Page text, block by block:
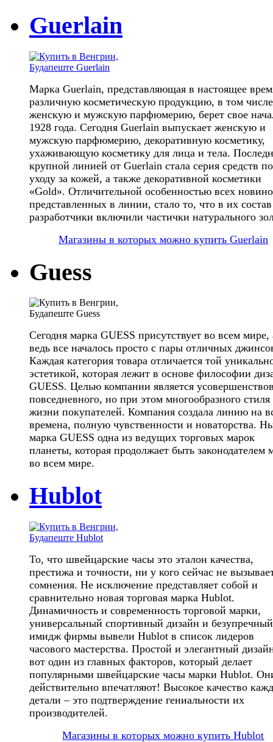
Guerlain
Марка Guerlain, представляющая в настоящее
различную косметическую продукцию, в том числе
женскую и мужскую парфюмерию, берет свое
1928 года. Сегодня Guerlain выпускает женскую и
мужскую парфюмерию, декоративную косметику,
ухаживающую косметику для лица и тела.
крупной линией от Guerlain стала серия средств по
уходу за кожей, а также декоративной косметики
«Gold». Отличительной особенностью всех
представленных в линии, стало то, что в их состав
разработчики включили частички натурального
Магазины в которых можно купить Guerlain
Guess
Сегодня марка GUESS присутствует во всем мире,
ведь все началось просто с пары отличных
Каждая категория товара отличается той
эстетикой, которая лежит в основе философии
GUESS. Целью компании является
повседневного, но при этом многообразного стиля
жизни покупателей. Компания создала линию на
времена, полную чувственности и новаторства.
марка GUESS одна из ведущих торговых марок
планеты, которая продолжает быть законодателем
во всем мире.
Hublot
То, что швейцарские часы это эталон качества,
престижа и точности, ни у кого сейчас не
сомнения. Не исключение представляет собой и
сравнительно новая торговая марка Hublot.
Динамичность и современность торговой марки,
универсальный спортивный дизайн и безупречный
имидж фирмы вывели Hublot в список лидеров
часового мастерства. Простой и элегантный
вот один из главных факторов, который делает
популярными швейцарские часы марки Hublot.
действительно впечатляют! Высокое качество
детали – это подтверждение гениальности их
производителей.
Магазины в которых можно купить Hublot